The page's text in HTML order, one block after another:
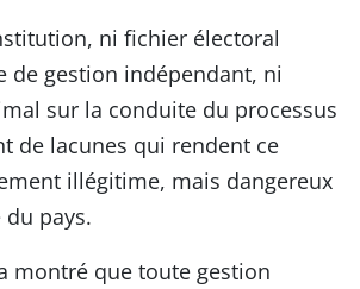
ni fichier électoral
de gestion indépendant, ni
sur la conduite du processus
de lacunes qui rendent ce
illégitime, mais dangereux
pays.
montré que toute gestion